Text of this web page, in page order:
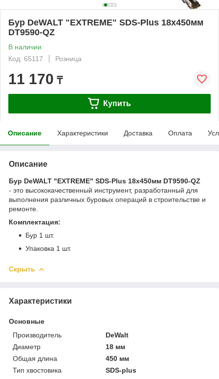
Бур DeWALT "EXTREME" SDS-Plus 18х450мм
DT9590-QZ
В наличии
Код: 65117
Розница
11 170 ₸
Купить
Описание Характеристики Доставка Оплата
Описание
Бур DeWALT "EXTREME" SDS-Plus 18х450мм DT9590-QZ
- это высококачественный инструмент, разработанный для
выполнения различных буровых операций в строительстве и
ремонте.
Комплектация:
Бур 1 шт.
Упаковка 1 шт.
Скрыть
Характеристики
Основные
Производитель
DeWalt
Диаметр
18 мм
Общая длина
450 мм
Тип хвостовика
SDS-plus